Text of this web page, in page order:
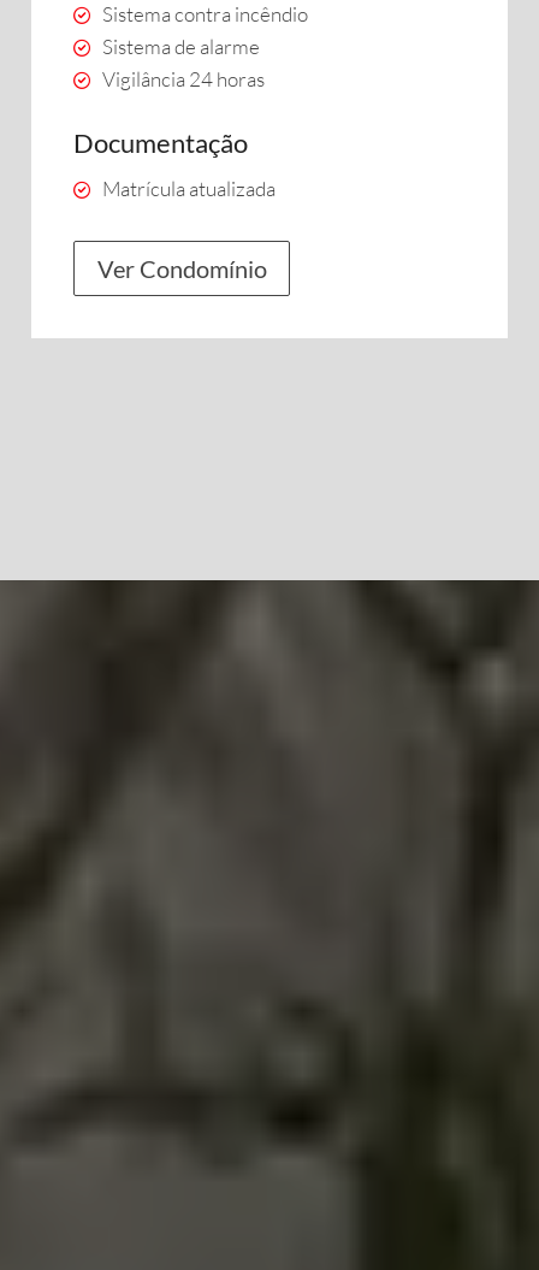
Sistema contra incêndio
Sistema de alarme
Vigilância 24 horas
Documentação
Matrícula atualizada
Ver Condomínio